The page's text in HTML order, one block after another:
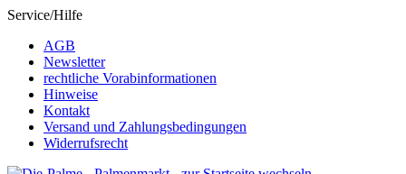
Service/Hilfe
AGB
Newsletter
rechtliche Vorabinformationen
Hinweise
Kontakt
Versand und Zahlungsbedingungen
Widerrufsrecht